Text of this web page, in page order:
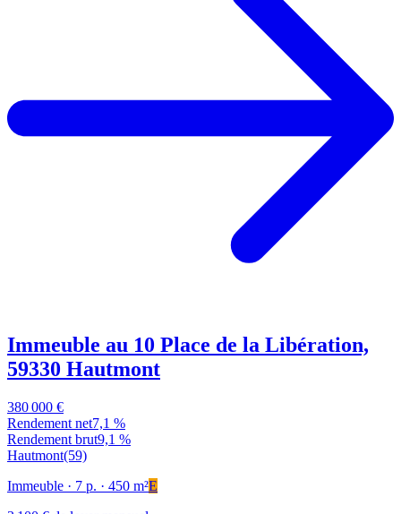
Immeuble au 10 Place de la Libération,
59330 Hautmont
380 000 €
Rendement net7,1 %
Rendement brut9,1 %
Hautmont(59)
Immeuble · 7 p. · 450 m²E